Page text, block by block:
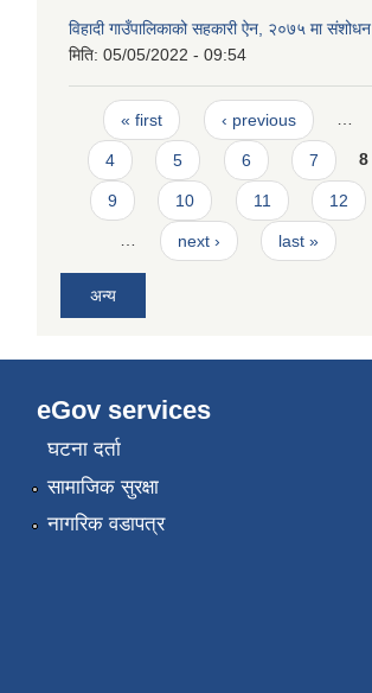
विहादी गाउँपालिकाको सहकारी ऐन, २०७५ मा संशोधन
मिति: 05/05/2022 - 09:54
Pages
« first ‹ previous …
4 5 6 7 8
9 10 11 12
… next › last »
अन्य
eGov services
घटना दर्ता
सामाजिक सुरक्षा
नागरिक वडापत्र